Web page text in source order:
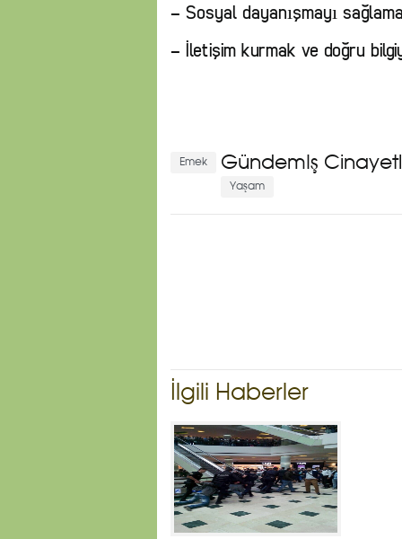
– Sosyal dayanışmayı
– İletişim kurmak ve doğru
Emek Gündemİş
Yaşam
İlgili Haberler